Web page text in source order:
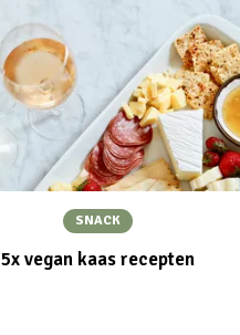
SNACK
5x vegan kaas recepten